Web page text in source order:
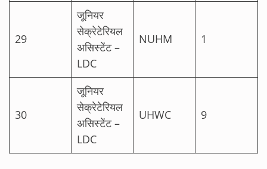
29
जूनियर
सेक्रेटेरियल
असिस्टेंट –
LDC
NUHM 1
30
जूनियर
सेक्रेटेरियल
असिस्टेंट –
LDC
UHWC 9